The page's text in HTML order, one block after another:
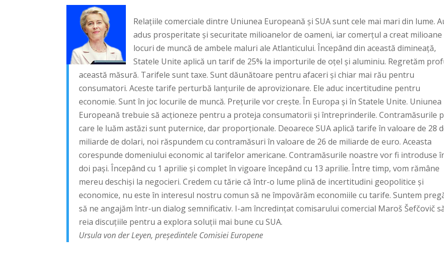
Relațiile comerciale dintre Uniunea Europeană și SUA sunt cele mai mari din lume.
adus prosperitate și securitate milioanelor de oameni, iar comerțul a creat milioane
locuri de muncă de ambele maluri ale Atlanticului. Începând din această dimineață,
Statele Unite aplică un tarif de 25% la importurile de oțel și aluminiu. Regretăm
această măsură. Tarifele sunt taxe. Sunt dăunătoare pentru afaceri și chiar mai rău pentru
consumatori. Aceste tarife perturbă lanțurile de aprovizionare. Ele aduc incertitudine pentru
economie. Sunt în joc locurile de muncă. Prețurile vor crește. În Europa și în Statele Unite. Uniunea
Europeană trebuie să acționeze pentru a proteja consumatorii și întreprinderile. Contramăsurile
care le luăm astăzi sunt puternice, dar proporționale. Deoarece SUA aplică tarife în valoare de 28
miliarde de dolari, noi răspundem cu contramăsuri în valoare de 26 de miliarde de euro. Aceasta
corespunde domeniului economic al tarifelor americane. Contramăsurile noastre vor fi introduse
doi pași. Începând cu 1 aprilie și complet în vigoare începând cu 13 aprilie. Între timp, vom rămâne
mereu deschiși la negocieri. Credem cu tărie că într-o lume plină de incertitudini geopolitice și
economice, nu este în interesul nostru comun să ne împovărăm economiile cu tarife. Suntem
să ne angajăm într-un dialog semnificativ. I-am încredințat comisarului comercial Maroš Šefčovič
reia discuțiile pentru a explora soluții mai bune cu SUA.
Ursula von der Leyen, președintele Comisiei Europene